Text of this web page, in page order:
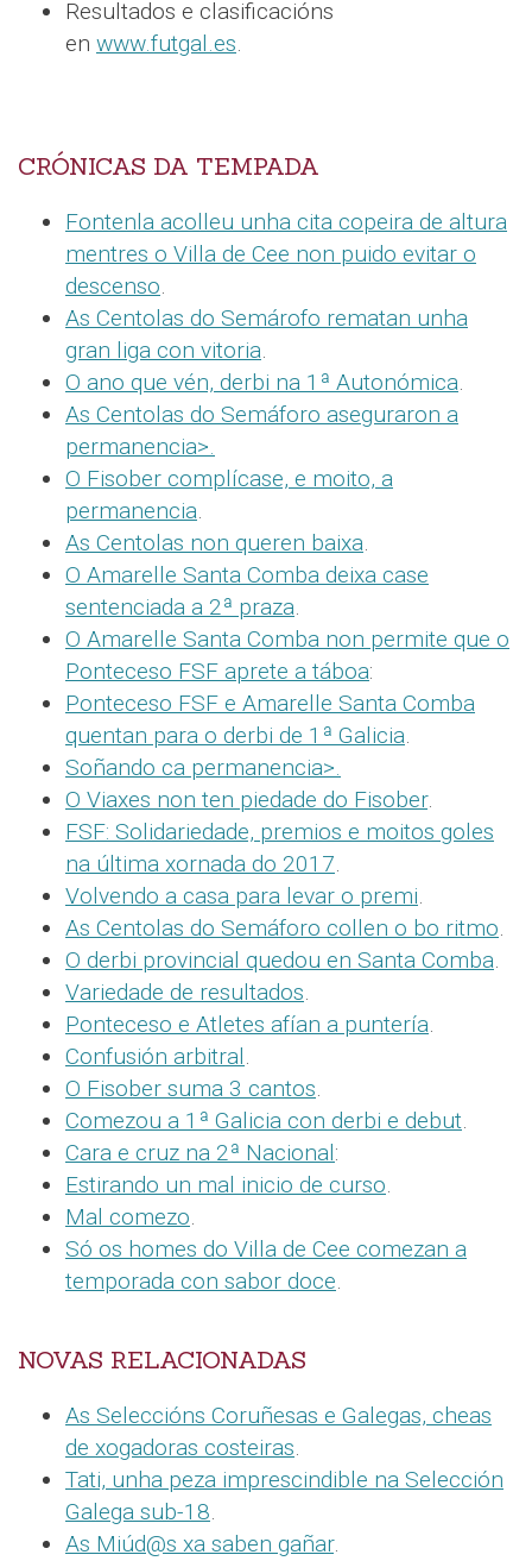
Resultados e clasificacións
en www.futgal.es.
CRÓNICAS DA TEMPADA
Fontenla acolleu unha cita copeira de altura
mentres o Villa de Cee non puido evitar o
descenso.
As Centolas do Semárofo rematan unha
gran liga con vitoria.
O ano que vén, derbi na 1ª Autonómica.
As Centolas do Semáforo aseguraron a
permanencia>.
O Fisober complícase, e moito, a
permanencia.
As Centolas non queren baixa.
O Amarelle Santa Comba deixa case
sentenciada a 2ª praza.
O Amarelle Santa Comba non permite que o
Ponteceso FSF aprete a táboa:
Ponteceso FSF e Amarelle Santa Comba
quentan para o derbi de 1ª Galicia.
Soñando ca permanencia>.
O Viaxes non ten piedade do Fisober.
FSF: Solidariedade, premios e moitos goles
na última xornada do 2017.
Volvendo a casa para levar o premi.
As Centolas do Semáforo collen o bo ritmo.
O derbi provincial quedou en Santa Comba.
Variedade de resultados.
Ponteceso e Atletes afían a puntería.
Confusión arbitral.
O Fisober suma 3 cantos.
Comezou a 1ª Galicia con derbi e debut.
Cara e cruz na 2ª Nacional:
Estirando un mal inicio de curso.
Mal comezo.
Só os homes do Villa de Cee comezan a
temporada con sabor doce.
NOVAS RELACIONADAS
As Seleccións Coruñesas e Galegas, cheas
de xogadoras costeiras.
Tati, unha peza imprescindible na Selección
Galega sub-18.
As Miúd@s xa saben gañar.